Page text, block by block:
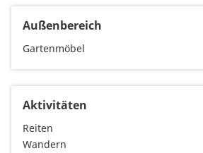
Außenbereich
Gartenmöbel
Aktivitäten
Reiten
Wandern